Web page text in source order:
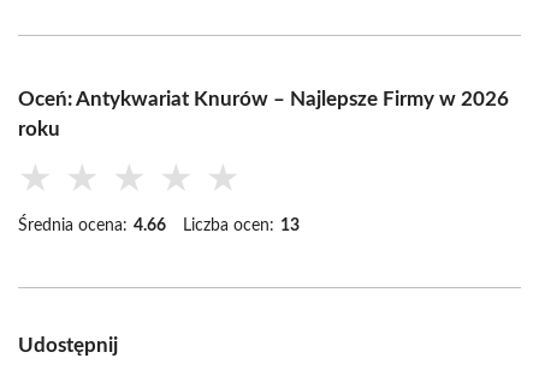
Oceń: Antykwariat Knurów – Najlepsze Firmy w 2026
roku
★ ★ ★ ★ ★
Średnia ocena: 4.66 Liczba ocen: 13
Udostępnij